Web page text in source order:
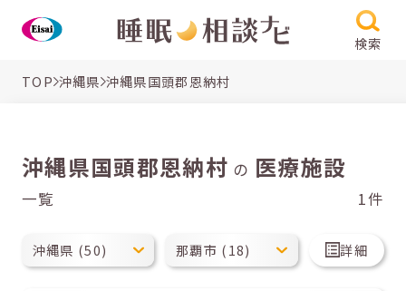
検索
TOP 沖縄県 沖縄県国頭郡恩納村
沖縄県国頭郡恩納村 の 医療施設
一覧 1件
詳細